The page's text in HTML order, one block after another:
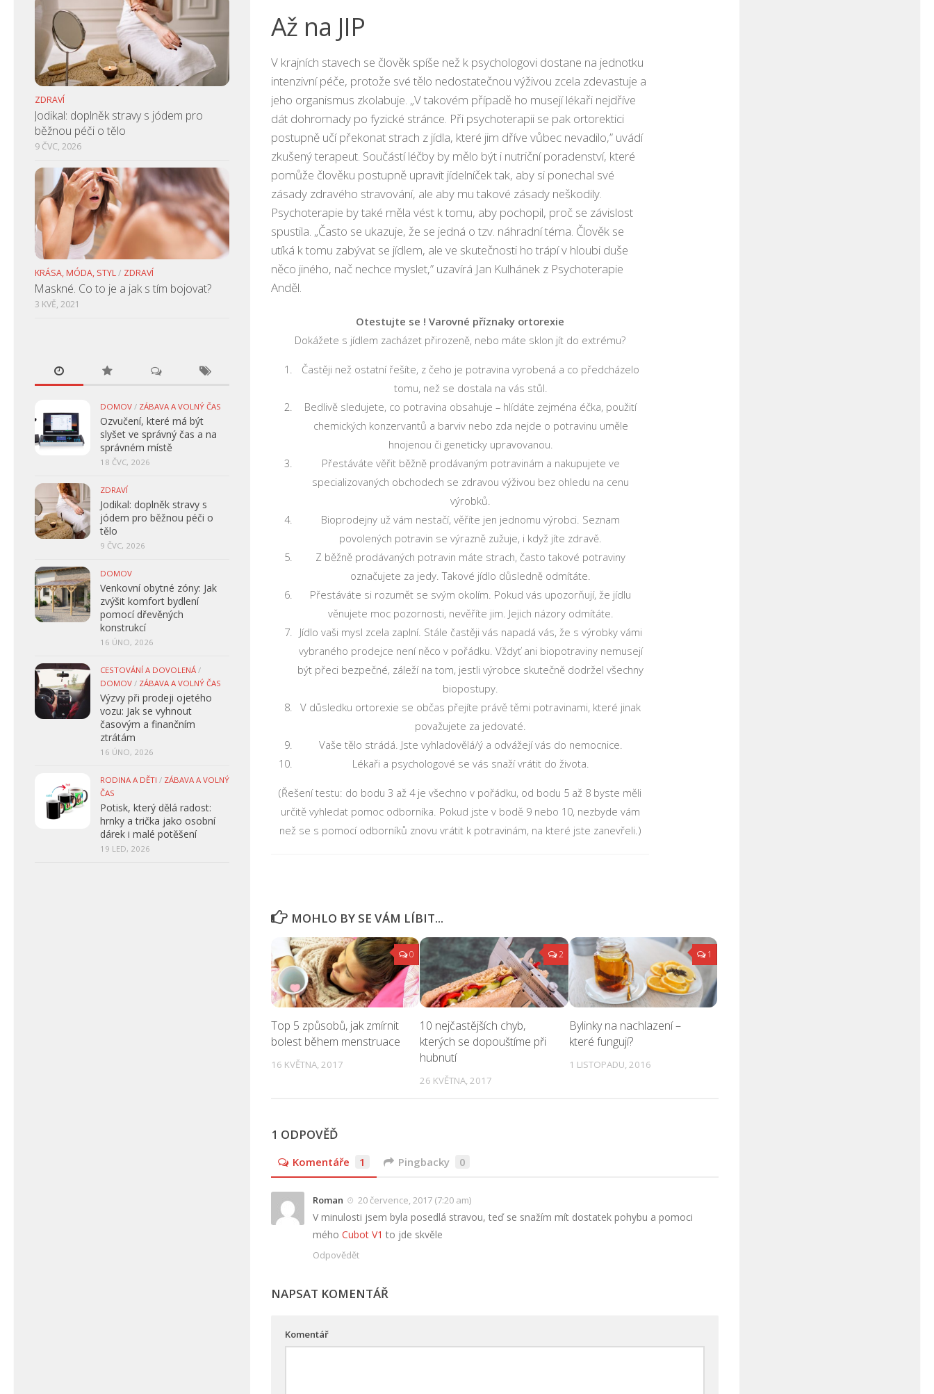
Až na JIP
V krajních stavech se člověk spíše než k psychologovi dostane na jednotku
intenzivní péče, protože své tělo nedostatečnou výživou zcela zdevastuje a
jeho organismus zkolabuje. „V takovém případě ho musejí lékaři nejdříve
dát dohromady po fyzické stránce. Při psychoterapii se pak ortorektici
postupně učí překonat strach z jídla, které jim dříve vůbec nevadilo,” uvádí
zkušený terapeut. Součástí léčby by mělo být i nutriční poradenství, které
pomůže člověku postupně upravit jídelníček tak, aby si ponechal své
zásady zdravého stravování, ale aby mu takové zásady neškodily.
Psychoterapie by také měla vést k tomu, aby pochopil, proč se závislost
spustila. „Často se ukazuje, že se jedná o tzv. náhradní téma. Člověk se
utíká k tomu zabývat se jídlem, ale ve skutečnosti ho trápí v hloubi duše
něco jiného, nač nechce myslet,” uzavírá Jan Kulhánek z Psychoterapie
Anděl.
Otestujte se ! Varovné příznaky ortorexie
Dokážete s jídlem zacházet přirozeně, nebo máte sklon jít do extrému?
Častěji než ostatní řešíte, z čeho je potravina vyrobená a co předcházelo
tomu, než se dostala na vás stůl.
Bedlivě sledujete, co potravina obsahuje – hlídáte zejména éčka, použití
chemických konzervantů a barviv nebo zda nejde o potravinu uměle
hnojenou či geneticky upravovanou.
Přestáváte věřit běžně prodávaným potravinám a nakupujete ve
specializovaných obchodech se zdravou výživou bez ohledu na cenu
výrobků.
Bioprodejny už vám nestačí, věříte jen jednomu výrobci. Seznam
povolených potravin se výrazně zužuje, i když jíte zdravě.
Z běžně prodávaných potravin máte strach, často takové potraviny
označujete za jedy. Takové jídlo důsledně odmítáte.
Přestáváte si rozumět se svým okolím. Pokud vás upozorňují, že jídlu
věnujete moc pozornosti, nevěříte jim. Jejich názory odmítáte.
Jídlo vaši mysl zcela zaplní. Stále častěji vás napadá vás, že s výrobky vámi
vybraného prodejce není něco v pořádku. Vždyť ani biopotraviny nemusejí
být přeci bezpečné, záleží na tom, jestli výrobce skutečně dodržel všechny
biopostupy.
V důsledku ortorexie se občas přejíte právě těmi potravinami, které jinak
považujete za jedovaté.
Vaše tělo strádá. Jste vyhladovělá/ý a odvážejí vás do nemocnice.
Lékaři a psychologové se vás snaží vrátit do života.
(Řešení testu: do bodu 3 až 4 je všechno v pořádku, od bodu 5 až 8 byste měli
určitě vyhledat pomoc odborníka. Pokud jste v bodě 9 nebo 10, nezbyde vám
než se s pomocí odborníků znovu vrátit k potravinám, na které jste zanevřeli.)
MOHLO BY SE VÁM LÍBIT...
0
Top 5 způsobů, jak zmírnit
bolest během menstruace
16 KVĚTNA, 2017
2
10 nejčastějších chyb,
kterých se dopouštíme při
hubnutí
26 KVĚTNA, 2017
1
Bylinky na nachlazení –
které fungují?
1 LISTOPADU, 2016
1 ODPOVĚĎ
Komentáře 1 Pingbacky 0
Roman 20 července, 2017 (7:20 am)
V minulosti jsem byla posedlá stravou, teď se snažím mít dostatek pohybu a pomoci
mého Cubot V1 to jde skvěle
Odpovědět
NAPSAT KOMENTÁŘ
Komentář
ZDRAVÍ
Jodikal: doplněk stravy s jódem pro
běžnou péči o tělo
9 ČVC, 2026
KRÁSA, MÓDA, STYL/ ZDRAVÍ
Maskné. Co to je a jak s tím bojovat?
3 KVĚ, 2021
DOMOV / ZÁBAVA A VOLNÝ ČAS
Ozvučení, které má být
slyšet ve správný čas a na
správném místě
18 ČVC, 2026
ZDRAVÍ
Jodikal: doplněk stravy s
jódem pro běžnou péči o
tělo
9 ČVC, 2026
DOMOV
Venkovní obytné zóny: Jak
zvýšit komfort bydlení
pomocí dřevěných
konstrukcí
16 ÚNO, 2026
CESTOVÁNÍ A DOVOLENÁ /
DOMOV / ZÁBAVA A VOLNÝ ČAS
Výzvy při prodeji ojetého
vozu: Jak se vyhnout
časovým a finančním
ztrátám
16 ÚNO, 2026
RODINA A DĚTI / ZÁBAVA A VOLNÝ
ČAS
Potisk, který dělá radost:
hrnky a trička jako osobní
dárek i malé potěšení
19 LED, 2026